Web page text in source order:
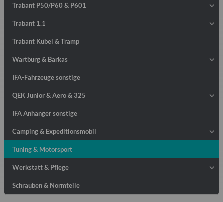
Trabant P50/P60 & P601
Trabant 1.1
Trabant Kübel & Tramp
Wartburg & Barkas
IFA-Fahrzeuge sonstige
QEK Junior & Aero & 325
IFA Anhänger sonstige
Camping & Expeditionsmobil
Tuning & Motorsport
Werkstatt & Pflege
Schrauben & Normteile